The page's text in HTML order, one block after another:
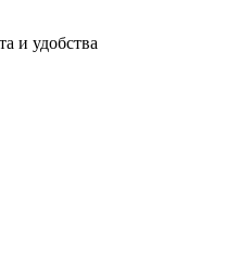
и удобства